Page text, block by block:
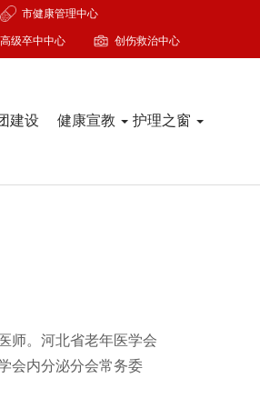
市健康管理中心
高级卒中中心 创伤救治中心
建设 健康宣教 护理之窗
师。河北省老年医学会
会内分泌分会常务委